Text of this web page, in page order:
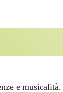
e musicalità.